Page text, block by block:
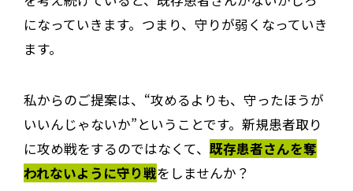
になっていきます。つまり、守りが弱くなっていき
ます。
私からのご提案は、“攻めるよりも、守ったほうが
いいんじゃないか”ということです。新規患者取り
に攻め戦をするのではなくて、 既存患者さんを奪
われないように守り戦をしませんか？